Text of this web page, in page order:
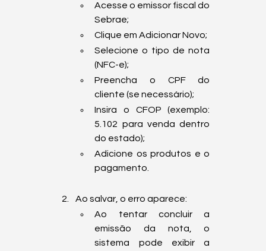
Acesse o emissor fiscal do
Sebrae;
Clique em Adicionar Novo;
Selecione o tipo de nota
(NFC-e);
Preencha o CPF do
cliente (se necessário);
Insira o CFOP (exemplo:
5.102 para venda dentro
do estado);
Adicione os produtos e o
pagamento.
Ao salvar, o erro aparece:
Ao tentar concluir a
emissão da nota, o
sistema pode exibir a